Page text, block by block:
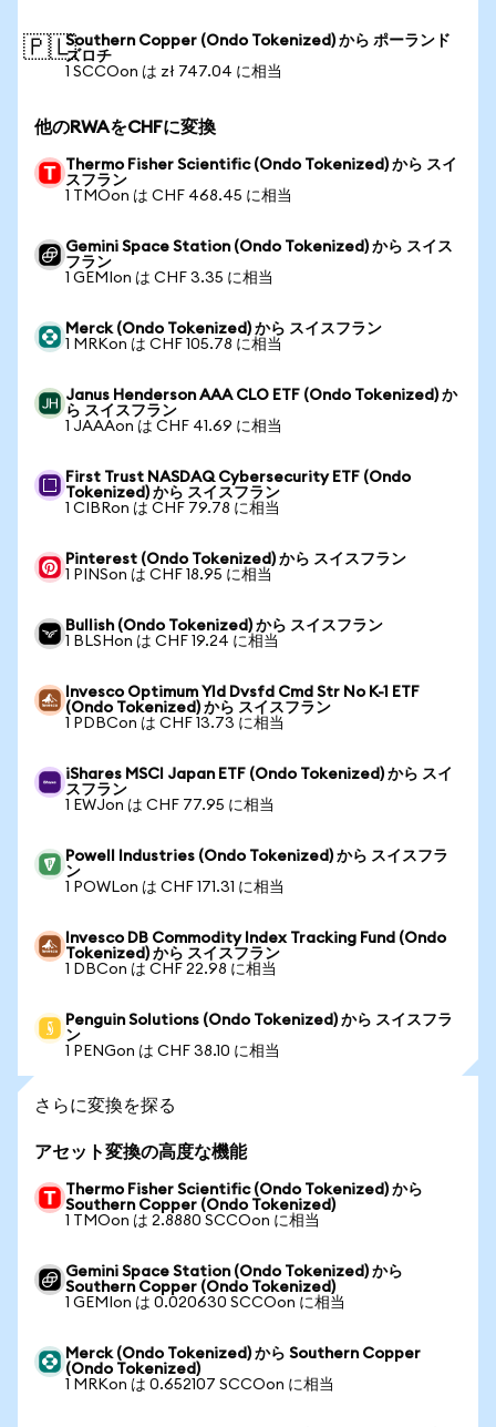
🇵🇱Southern Copper (Ondo Tokenized) から ポーランド
ズロチ
1 SCCOon は zł 747.04 に相当
他のRWAをCHFに変換
Thermo Fisher Scientific (Ondo Tokenized) から スイ
スフラン
1 TMOon は CHF 468.45 に相当
Gemini Space Station (Ondo Tokenized) から スイス
フラン
1 GEMIon は CHF 3.35 に相当
Merck (Ondo Tokenized) から スイスフラン
1 MRKon は CHF 105.78 に相当
Janus Henderson AAA CLO ETF (Ondo Tokenized) か
ら スイスフラン
1 JAAAon は CHF 41.69 に相当
First Trust NASDAQ Cybersecurity ETF (Ondo
Tokenized) から スイスフラン
1 CIBRon は CHF 79.78 に相当
Pinterest (Ondo Tokenized) から スイスフラン
1 PINSon は CHF 18.95 に相当
Bullish (Ondo Tokenized) から スイスフラン
1 BLSHon は CHF 19.24 に相当
Invesco Optimum Yld Dvsfd Cmd Str No K-1 ETF
(Ondo Tokenized) から スイスフラン
1 PDBCon は CHF 13.73 に相当
iShares MSCI Japan ETF (Ondo Tokenized) から スイ
スフラン
1 EWJon は CHF 77.95 に相当
Powell Industries (Ondo Tokenized) から スイスフラ
ン
1 POWLon は CHF 171.31 に相当
Invesco DB Commodity Index Tracking Fund (Ondo
Tokenized) から スイスフラン
1 DBCon は CHF 22.98 に相当
Penguin Solutions (Ondo Tokenized) から スイスフラ
ン
1 PENGon は CHF 38.10 に相当
さらに変換を探る
アセット変換の高度な機能
Thermo Fisher Scientific (Ondo Tokenized) から
Southern Copper (Ondo Tokenized)
1 TMOon は 2.8880 SCCOon に相当
Gemini Space Station (Ondo Tokenized) から
Southern Copper (Ondo Tokenized)
1 GEMIon は 0.020630 SCCOon に相当
Merck (Ondo Tokenized) から Southern Copper
(Ondo Tokenized)
1 MRKon は 0.652107 SCCOon に相当